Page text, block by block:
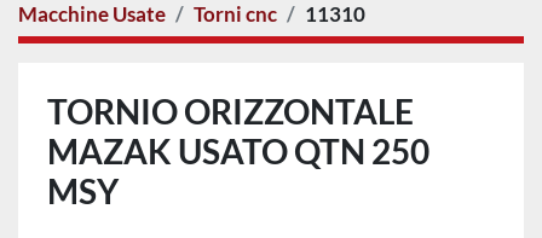
Macchine Usate Torni cnc 11310
TORNIO ORIZZONTALE
MAZAK USATO QTN 250
MSY